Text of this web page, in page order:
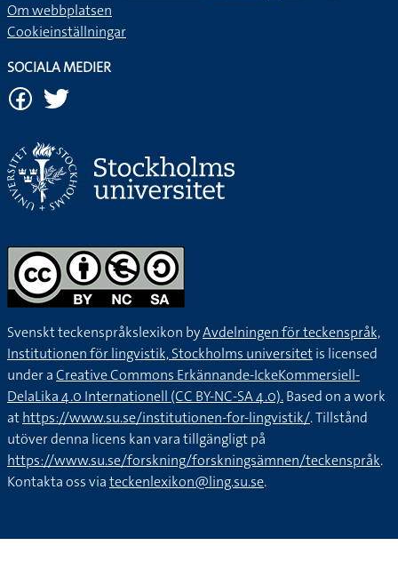
Om webbplatsen
Cookieinställningar
SOCIALA MEDIER
Svenskt teckenspråkslexikon byAvdelningen för teckenspråk,
Institutionen för lingvistik, Stockholms universitetis licensed
under aCreative Commons Erkännande-IckeKommersiell-
DelaLika 4.0 Internationell (CC BY-NC-SA 4.0).Based on a work
athttps://www.su.se/institutionen-for-lingvistik/. Tillstånd
utöver denna licens kan vara tillgängligt på
https://www.su.se/forskning/forskningsämnen/teckenspråk.
Kontakta oss viateckenlexikon@ling.su.se.